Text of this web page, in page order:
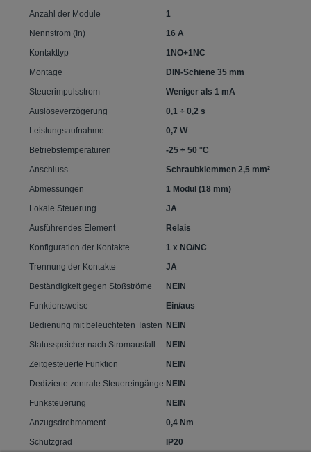
Anzahl der Module
1
Nennstrom (In)
16 A
Kontakttyp
1NO+1NC
Montage
DIN-Schiene 35 mm
Steuerimpulsstrom
Weniger als 1 mA
Auslöseverzögerung
0,1 ÷ 0,2 s
Leistungsaufnahme
0,7 W
Betriebstemperaturen
-25 ÷ 50 °C
Anschluss
Schraubklemmen 2,5 mm²
Abmessungen
1 Modul (18 mm)
Lokale Steuerung
JA
Ausführendes Element
Relais
Konfiguration der Kontakte
1 x NO/NC
Trennung der Kontakte
JA
Beständigkeit gegen Stoßströme
NEIN
Funktionsweise
Ein/aus
Bedienung mit beleuchteten Tasten NEIN
Statusspeicher nach Stromausfall
NEIN
Zeitgesteuerte Funktion
NEIN
Dedizierte zentrale Steuereingänge NEIN
Funksteuerung
NEIN
Anzugsdrehmoment
0,4 Nm
Schutzgrad
IP20